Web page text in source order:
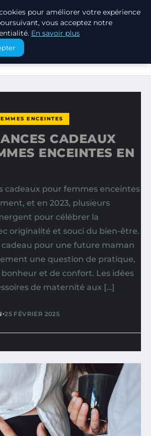
POUR FEMMES ENCEINTES
POUR FEMMES ENCEINTES EN
ENCEINTES
CADEAUX
ENCEINTES EN
cadeaux pour femmes enceintes
et en 2023, plusieurs
pour célébrer la
originalité et souci du bien-être.
cadeau pour une future maman
une question de pratique,
bonheur et de confort. Les idées
de maternité aux […]
•25 FÉVRIER 2025
pour améliorer votre expérience
vous acceptez notre
En savoir plus